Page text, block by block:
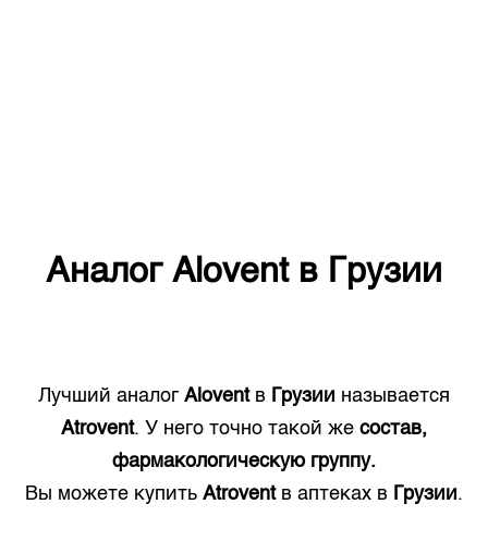
Аналог Aloventв Грузии
Лучший аналог Aloventв Грузии называется
Atrovent. У него точно такой же состав,
фармакологическую группу.
Вы можете купить Atroventв аптеках в Грузии.